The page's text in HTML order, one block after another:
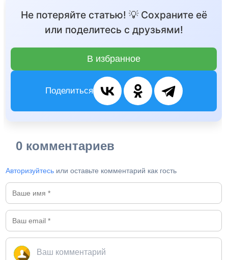
Не потеряйте статью! 💡 Сохраните её
или поделитесь с друзьями!
В избранное
Поделиться
0 комментариев
Авторизуйтесь или оставьте комментарий как гость